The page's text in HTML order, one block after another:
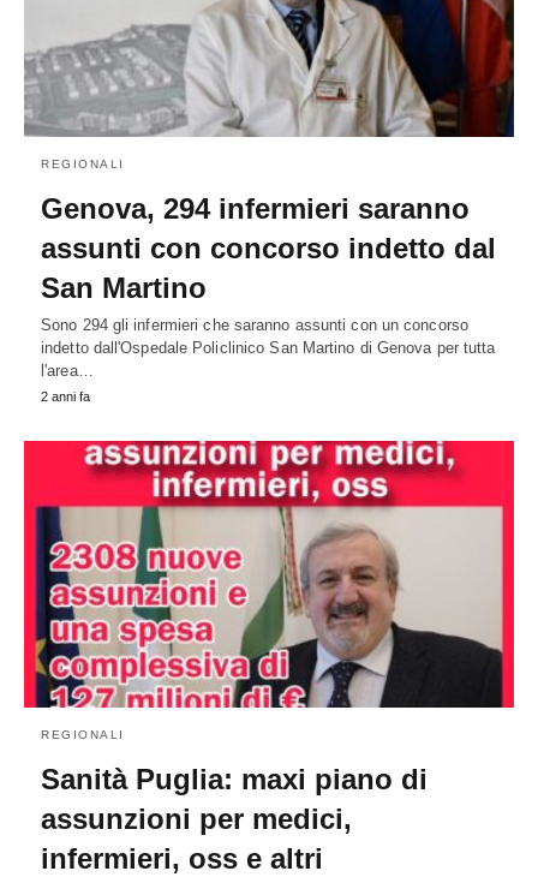
REGIONALI
Genova, 294 infermieri saranno
assunti con concorso indetto dal
San Martino
Sono 294 gli infermieri che saranno assunti con un concorso
indetto dall'Ospedale Policlinico San Martino di Genova per tutta
l'area…
2 anni fa
REGIONALI
Sanità Puglia: maxi piano di
assunzioni per medici,
infermieri, oss e altri